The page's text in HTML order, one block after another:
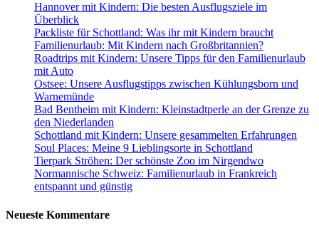
Hannover mit Kindern: Die besten Ausflugsziele im
Überblick
Packliste für Schottland: Was ihr mit Kindern braucht
Familienurlaub: Mit Kindern nach Großbritannien?
Roadtrips mit Kindern: Unsere Tipps für den Familienurlaub
mit Auto
Ostsee: Unsere Ausflugstipps zwischen Kühlungsborn und
Warnemünde
Bad Bentheim mit Kindern: Kleinstadtperle an der Grenze zu
den Niederlanden
Schottland mit Kindern: Unsere gesammelten Erfahrungen
Soul Places: Meine 9 Lieblingsorte in Schottland
Tierpark Ströhen: Der schönste Zoo im Nirgendwo
Normannische Schweiz: Familienurlaub in Frankreich
entspannt und günstig
Neueste Kommentare